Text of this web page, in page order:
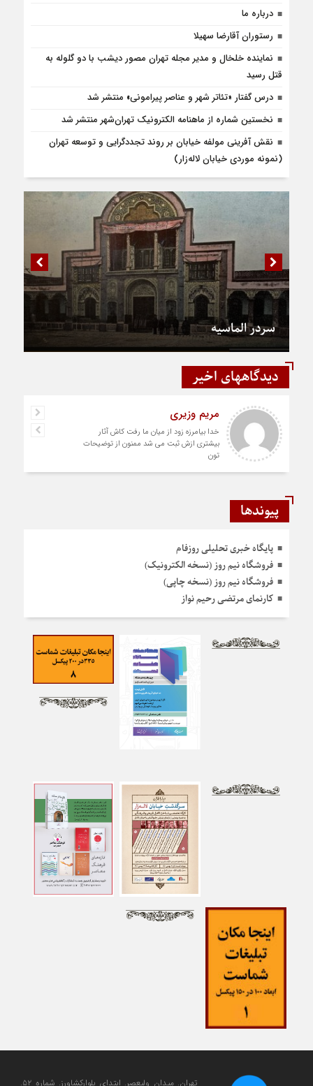
درباره ما
رستوران آقارضا سهیلا
نماینده خلخال و مدیر مجله تهران مصور دیشب با دو گلوله به
قتل رسید
درس‌ گفتار «تئاتر شهر و عناصر پیرامونی» منتشر شد
نخستین شماره از ماهنامه الکترونیک تهران‌شهر منتشر شد
نقش آفرینی مولفه خیابان بر روند تجددگرایی و توسعه تهران
(نمونه موردی خیابان لاله‌زار)
سردر الماسیه
دیدگاههای اخیر
مریم وزیری
خدا بیامرزه زود از میان ما رفت کاش آثار
بیشتری ازش ثبت می شد ممنون از توضیحات
تون
پیوندها
پایگاه خبری تحلیلی روزفام
فروشگاه نیم روز (نسخه الکترونیک)
فروشگاه نیم روز (نسخه چاپی)
کارنمای مرتضی رحیم نواز
تهران. میدان ولی‎عصر. ابتدای بلوارکشاورز. شماره ۵۲.